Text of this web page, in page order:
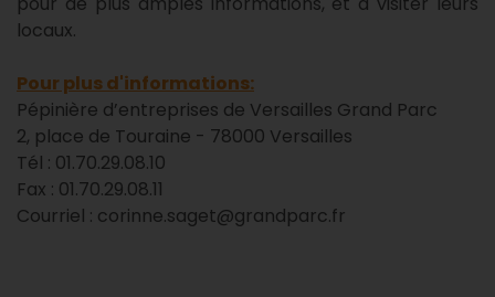
locaux.
Pour plus d'informations:
Pépinière d’entreprises de Versailles Grand Parc
2, place de Touraine - 78000 Versailles
Tél : 01.70.29.08.10
Fax : 01.70.29.08.11
Courriel : corinne.saget@grandparc.fr